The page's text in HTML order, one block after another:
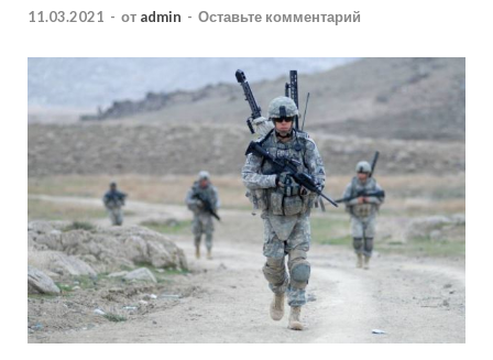
11.03.2021 - от admin - Оставьте комментарий